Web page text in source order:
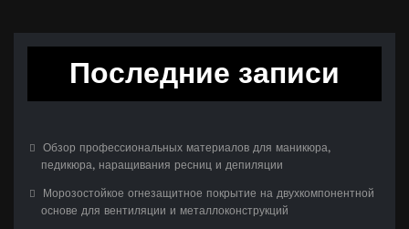
Последние записи
Обзор профессиональных материалов для маникюра,
педикюра, наращивания ресниц и депиляции
Морозостойкое огнезащитное покрытие на двухкомпонентной
основе для вентиляции и металлоконструкций